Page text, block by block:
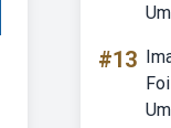
#13